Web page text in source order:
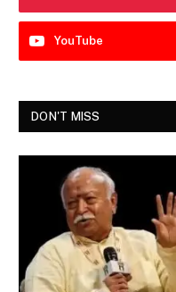
YouTube
DON'T MISS